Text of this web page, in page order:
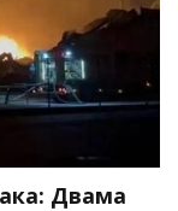
Двама